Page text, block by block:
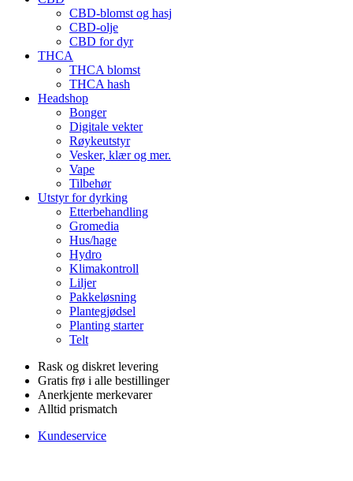
CBD-blomst og hasj
CBD-olje
CBD for dyr
THCA
THCA blomst
THCA hash
Headshop
Bonger
Digitale vekter
Røykeutstyr
Vesker, klær og mer.
Vape
Tilbehør
Utstyr for dyrking
Etterbehandling
Gromedia
Hus/hage
Hydro
Klimakontroll
Liljer
Pakkeløsning
Plantegjødsel
Planting starter
Telt
Rask og diskret levering
Gratis frø i alle bestillinger
Anerkjente merkevarer
Alltid prismatch
Kundeservice